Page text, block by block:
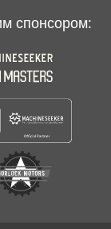
спонсором: